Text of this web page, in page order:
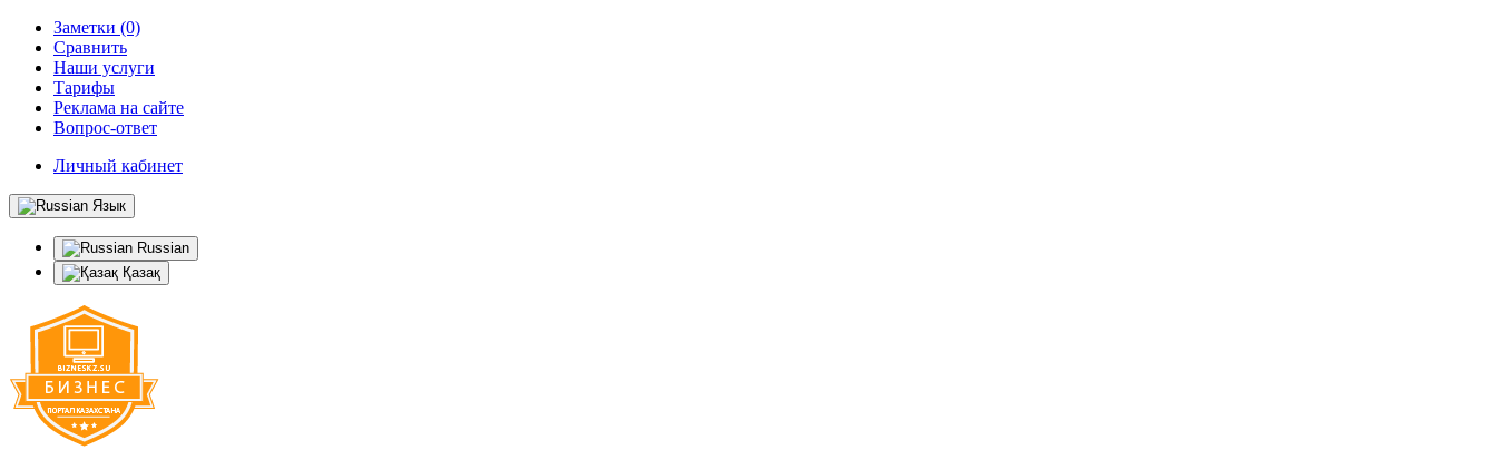
Заметки (0)
Сравнить
Наши услуги
Тарифы
Реклама на сайте
Вопрос-ответ
Личный кабинет
Язык
Russian
Қазақ